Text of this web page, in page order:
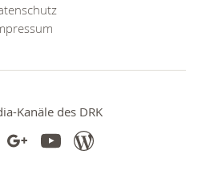
Kanäle des DRK